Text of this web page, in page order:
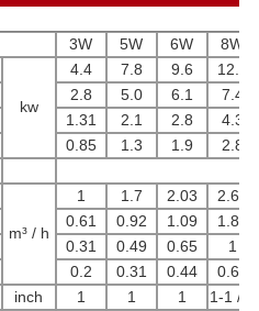
3W 5W 6W 8W
kw
4.4 7.8 9.6
12.1
2.8 5.0 6.1
7.4
1.31 2.1 2.8
4.3
0.85 1.3 1.9 2.8
m³ / h
1 1.7 2.03
2.62
0.61 0.92 1.09
1.82
0.31 0.49 0.65
1
0.2 0.31 0.44
0.65
inch 1 1 1 1-1 / 2